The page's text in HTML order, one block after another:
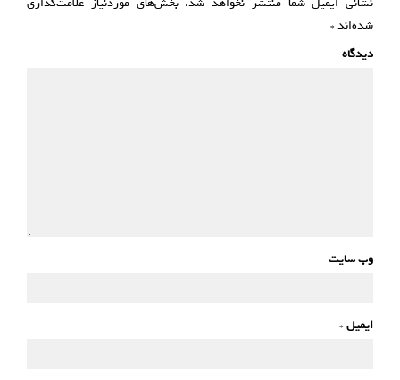
شده‌اند*
دیدگاه
وب سایت
ایمیل*